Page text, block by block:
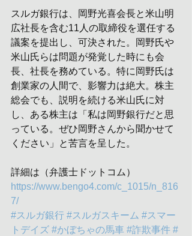
スルガ銀行は、岡野光喜会長と米山明
広社長を含む11人の取締役を選任する
議案を提出し、可決された。岡野氏や
米山氏らは問題が発覚した時にも会
長、社長を務めている。特に岡野氏は
創業家の人間で、影響力は絶大。株主
総会でも、説明を続ける米山氏に対
し、ある株主は「私は岡野銀行だと思
っている。ぜひ岡野さんから聞かせて
ください」と苦言を呈した。
詳細は（弁護士ドットコム）
https://www.bengo4.com/c_1015/n_816
7/
#スルガ銀行 #スルガスキーム #スマー
トデイズ #かぼちゃの馬車 #詐欺事件 #